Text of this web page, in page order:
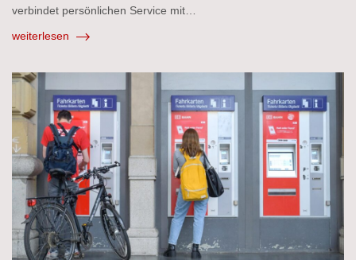
verbindet persönlichen Service mit…
weiterlesen